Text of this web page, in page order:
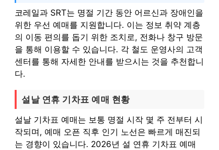
코레일과 SRT는 명절 기간 동안 어르신과 장애인을
위한 우선 예매를 지원합니다. 이는 정보 취약 계층
의 이동 편의를 돕기 위한 조치로, 전화나 창구 방문
을 통해 이용할 수 있습니다. 각 철도 운영사의 고객
센터를 통해 자세한 안내를 받으시는 것을 추천합니
다.
설날 연휴 기차표 예매 현황
설날 기차표 예매는 보통 명절 시작 몇 주 전부터 시
작되며, 예매 오픈 직후 인기 노선은 빠르게 매진되
는 경향이 있습니다. 2026년 설 연휴 기차표 예매